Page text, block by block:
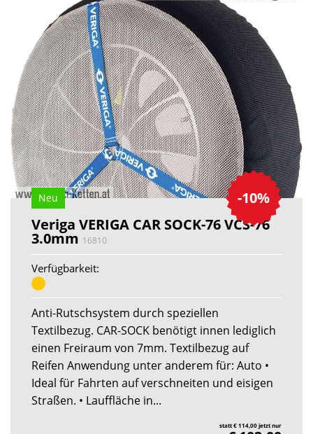
-10%
Neu
Veriga VERIGA CAR SOCK-76 VCS-76
3.0mm 16810
Verfügbarkeit:
Anti-Rutschsystem durch speziellen
Textilbezug. CAR-SOCK benötigt innen lediglich
einen Freiraum von 7mm. Textilbezug auf
Reifen Anwendung unter anderem für: Auto •
Ideal für Fahrten auf verschneiten und eisigen
Straßen. • Lauffläche in...
statt € 114,00 jetzt nur